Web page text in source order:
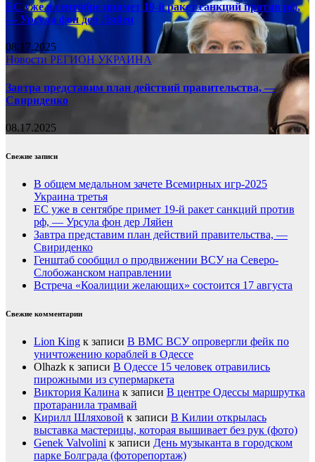
ЕС уже в сентябре примет 19-й ракет санкций против рф,
— Урсула фон дер Ляйен
08.17.2025
Новости РЕГИОН УКРАИНА
Завтра представим план действий правительства, —
Свириденко
08.17.2025
Свежие записи
В общем медальном зачете Всемирных игр-2025
Украина третья
ЕС уже в сентябре примет 19-й ракет санкций против
рф, — Урсула фон дер Ляйен
Завтра представим план действий правительства, —
Свириденко
Генштаб сообщил о продвижении ВСУ на Северо-
Слобожанском направлении
Встреча «Коалиции желающих» состоится 17 августа
Свежие комментарии
Lion King к записи В ВМС ВСУ опровергли фейк по
уничтожению кораблей в Одессе
Olhazk к записи В Одессе 15 человек отравились
пирожными из супермаркета
Виктория Калина к записи В центре Одессы маршрутка
протаранила трамвай
Кирилл Шляховой к записи В Килии открылась
выставка мастерицы, которая вышивает без рук (фото)
Genek Valvolini к записи День музыканта в городском
парке Болграда (фоторепортаж)